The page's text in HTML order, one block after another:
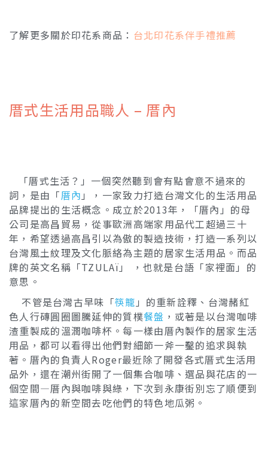
了解更多關於印花系商品： 台北印花系伴手禮推薦
厝式生活用品職人 – 厝內
「厝式生活？」一個突然聽到會有點會意不過來的
詞，是由「厝內 」，一家致力打造台灣文化的生活用品
品牌提出的生活概念。成立於2013年，「厝內」的母
公司是高昌貿易，從事歐洲高端家用品代工超過三十
年，希望透過高昌引以為傲的製造技術，打造一系列以
台灣風土紋理及文化脈絡為主題的居家生活用品。而品
牌的英文名稱「TZULAï」 ，也就是台語「家裡面」的
意思。
不管是台灣古早味「筷籠 」的重新詮釋、台灣赭紅
色人行磚圓圈圖騰延伸的質樸餐盤 ，或著是以台灣咖啡
渣重製成的溫潤咖啡杯。每一樣由厝內製作的居家生活
用品，都可以看得出他們對細節一斧一鑿的追求與執
著。厝內的負責人Roger最近除了開發各式厝式生活用
品外，還在潮州街開了一個集合咖啡、選品與花店的一
個空間—厝內與咖啡與綠，下次到永康街別忘了順便到
這家厝內的新空間去吃他們的特色地瓜粥。